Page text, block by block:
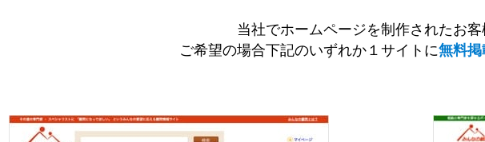
当社でホームページを制作されたお客
ご希望の場合下記のいずれか１サイトに無料